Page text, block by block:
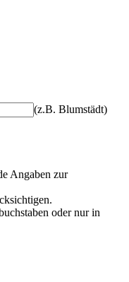
(z.B. Blumstädt)
Angaben zur
oder nur in